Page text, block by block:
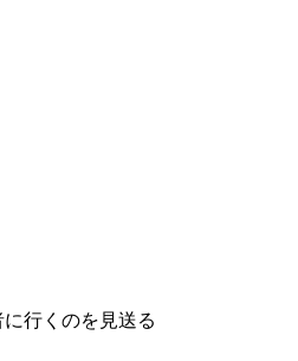
行くのを見送る